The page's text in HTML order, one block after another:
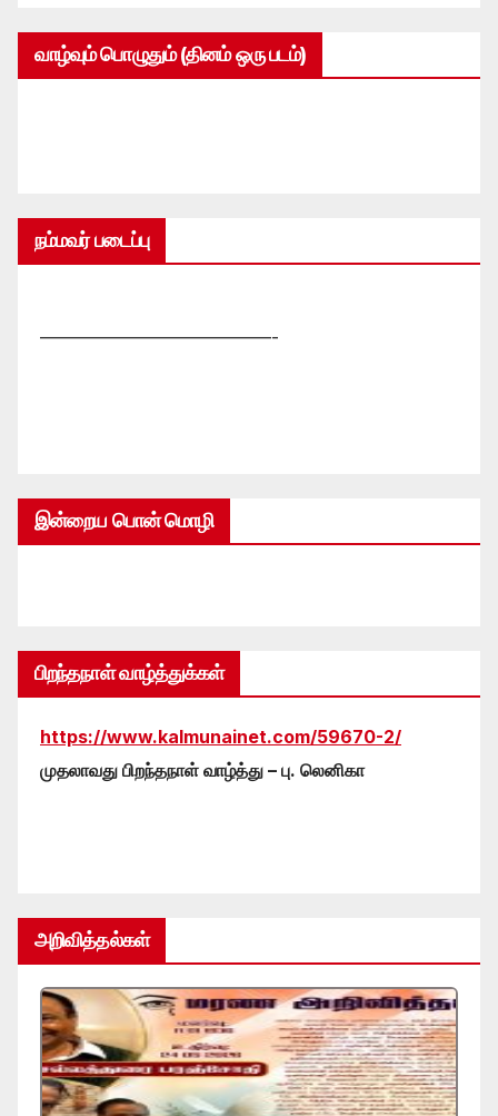
வாழ்வும் பொழுதும் (தினம் ஒரு படம்)
நம்மவர் படைப்பு
—————————————-
இன்றைய பொன் மொழி
பிறந்தநாள் வாழ்த்துக்கள்
https://www.kalmunainet.com/59670-2/
முதலாவது பிறந்தநாள் வாழ்த்து – பு. லெனிகா
அறிவித்தல்கள்